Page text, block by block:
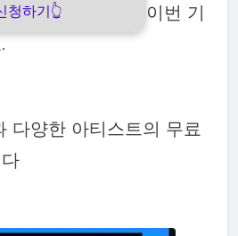
무료라는 사실 이번 기
다양한 아티스트의 무료
청하기👆